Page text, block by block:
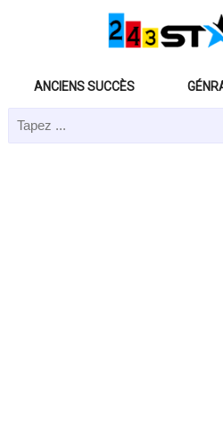
ANCIENS SUCCÈS